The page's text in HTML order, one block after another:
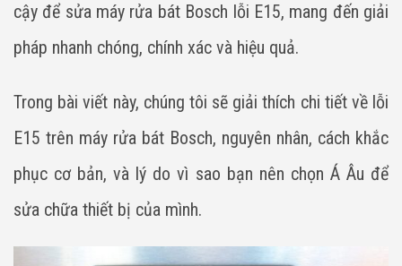
cậy để sửa máy rửa bát Bosch lỗi E15, mang đến giải
pháp nhanh chóng, chính xác và hiệu quả.
Trong bài viết này, chúng tôi sẽ giải thích chi tiết về lỗi
E15 trên máy rửa bát Bosch, nguyên nhân, cách khắc
phục cơ bản, và lý do vì sao bạn nên chọn Á Âu để
sửa chữa thiết bị của mình.